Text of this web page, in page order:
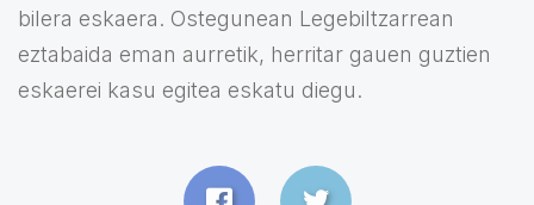
bilera eskaera. Ostegunean Legebiltzarrean
eztabaida eman aurretik, herritar gauen guztien
eskaerei kasu egitea eskatu diegu.